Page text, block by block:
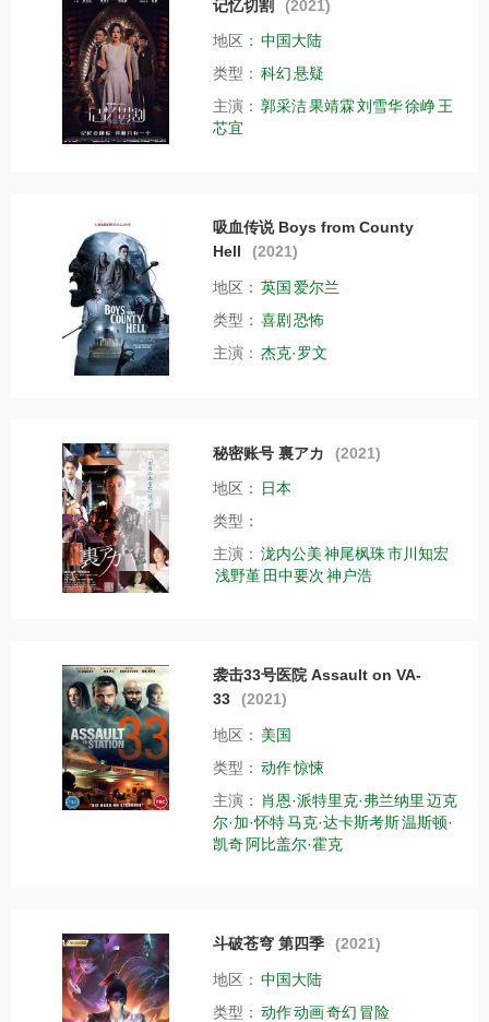
记忆切割 (2021)
地区： 中国大陆
类型： 科幻悬疑
主演： 郭采洁果靖霖刘雪华徐峥王
芯宜
吸血传说 Boys from County
Hell
(2021)
地区： 英国 爱尔兰
类型： 喜剧 恐怖
主演： 杰克·罗文
秘密账号 裏アカ (2021)
地区：
日本
类型：
主演： 泷内公美神尾枫珠市川知宏
浅野堇 田中要次神户浩
袭击33号医院 Assault on VA-
33
(2021)
地区： 美国
类型： 动作惊悚
主演： 肖恩·派特里克·弗兰纳里 迈克
尔·加·怀特马克·达卡斯考斯温斯顿·
凯奇 阿比盖尔·霍克
斗破苍穹 第四季 (2021)
地区： 中国大陆
类型： 动作动画奇幻 冒险